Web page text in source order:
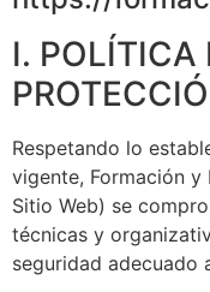
I. POLÍTICA
Respetando lo
vigente, Formación y
Sitio Web) se
técnicas y
seguridad adecuado